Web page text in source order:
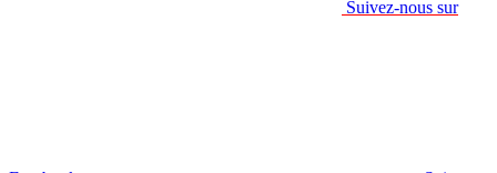
Suivez-nous sur